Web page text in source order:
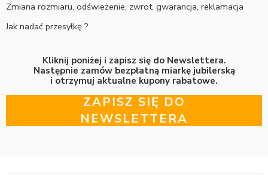
Zmiana rozmiaru, odświeżenie, zwrot, gwarancja, reklamacja
Jak nadać przesyłkę ?
Kliknij poniżej i zapisz się do Newslettera.
Następnie zamów bezpłatną miarkę jubilerską
i otrzymuj aktualne kupony rabatowe.
ZAPISZ SIĘ DO
NEWSLETTERA